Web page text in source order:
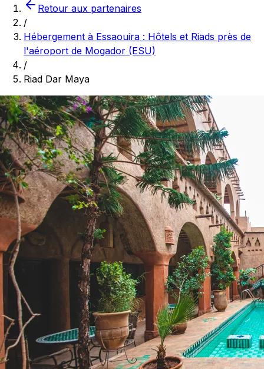
Retour aux partenaires
/
Hébergement à Essaouira : Hôtels et Riads près de
l'aéroport de Mogador (ESU)
/
Riad Dar Maya